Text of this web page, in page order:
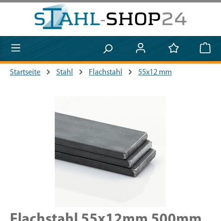
Zum Hauptinhalt springen
Startseite Stahl Flachstahl 55x12 mm